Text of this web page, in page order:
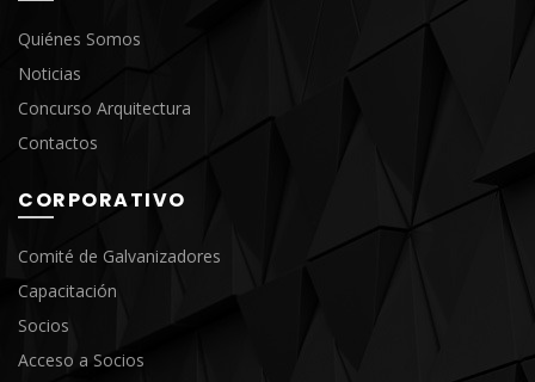
Quiénes Somos
Noticias
Concurso Arquitectura
Contactos
CORPORATIVO
Comité de Galvanizadores
Capacitación
Socios
Acceso a Socios